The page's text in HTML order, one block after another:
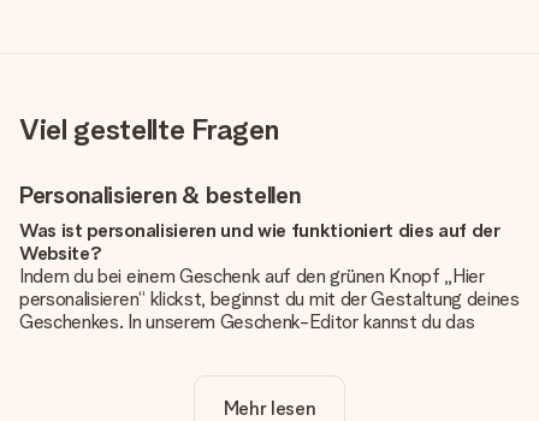
Viel gestellte Fragen
Personalisieren & bestellen
Was ist personalisieren und wie funktioniert dies auf der
Website?
Indem du bei einem Geschenk auf den grünen Knopf „Hier
personalisieren“ klickst, beginnst du mit der Gestaltung deines
Geschenkes. In unserem Geschenk-Editor kannst du das
noch eines unserer angebotenen Designs, um deinem
Geschenk die perfekte Ausstrahlung zu verleihen.
Mehr lesen